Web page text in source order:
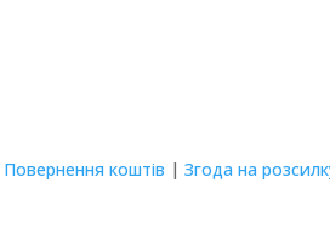
Повернення коштів |Згода на